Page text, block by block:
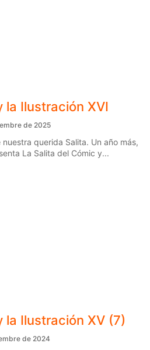
la Ilustración XVI
de 2025
querida Salita. Un año más,
La Salita del Cómic y...
la Ilustración XV (7)
de 2024